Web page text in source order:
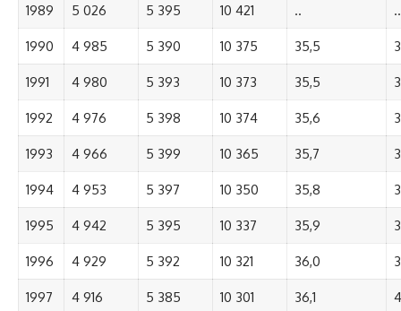
1989 5 026 5 395 10 421 .. ..
1990 4 985 5 390 10 375 35,5
1991 4 980 5 393 10 373 35,5
1992 4 976 5 398 10 374 35,6
1993 4 966 5 399 10 365 35,7
1994 4 953 5 397 10 350 35,8
1995 4 942 5 395 10 337 35,9
1996 4 929 5 392 10 321 36,0
1997 4 916 5 385 10 301 36,1